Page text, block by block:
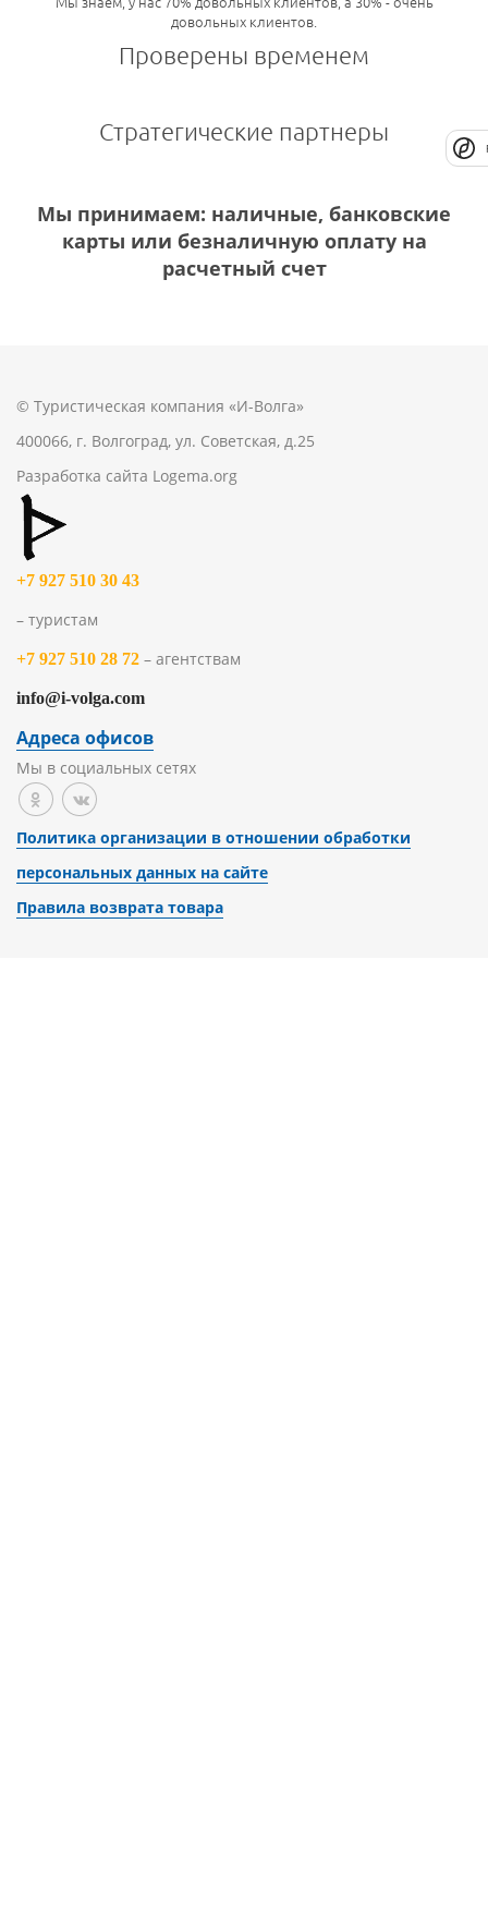
довольных клиентов.
Проверены временем
Стратегические партнеры
Мы принимаем: наличные, банковские
карты или безналичную оплату на
расчетный счет
© Туристическая компания «И-Волга»
400066, г. Волгоград, ул. Советская, д.25
Разработка сайта Logema.org
+7 927 510 30 43
– туристам
+7 927 510 28 72 – агентствам
info@i-volga.com
Адреса офисов
Мы в социальных сетях
Политика организации в отношении обработки
персональных данных на сайте
Правила возврата товара